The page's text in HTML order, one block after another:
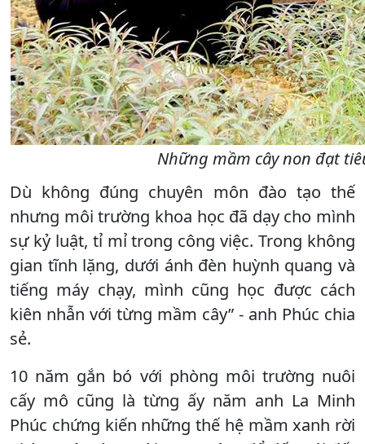
Những mầm cây non đạt
Dù không đúng chuyên môn đào tạo thế
nhưng môi trường khoa học đã dạy cho mình
sự kỷ luật, tỉ mỉ trong công việc. Trong không
gian tĩnh lặng, dưới ánh đèn huỳnh quang và
tiếng máy chạy, mình cũng học được cách
kiên nhẫn với từng mầm cây” - anh Phúc chia
sẻ.
10 năm gắn bó với phòng môi trường nuôi
cấy mô cũng là từng ấy năm anh La Minh
Phúc chứng kiến những thế hệ mầm xanh rời